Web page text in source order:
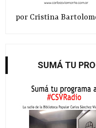
por Cristina
SUMÁ TU